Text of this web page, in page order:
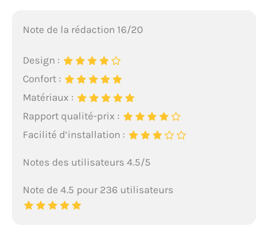
Note de la rédaction 16/20
Design :
Confort :
Matériaux :
Rapport qualité-prix :
Facilité d’installation :
Notes des utilisateurs 4.5/5
Note de 4.5 pour 236 utilisateurs